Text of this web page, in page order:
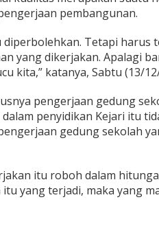
pembangunan.
Tetapi harus
yang dikerjakan. Apalagi
kita,” katanya, Sabtu (13/
pengerjaan gedung
penyidikan Kejari itu
gedung sekolah
itu roboh dalam
yang terjadi, maka yang